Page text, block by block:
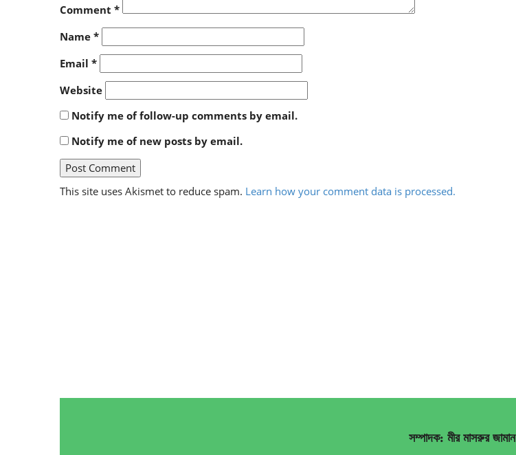
Comment *
Name *
Email *
Website
Notify me of follow-up comments by email.
Notify me of new posts by email.
This site uses Akismet to reduce spam. Learn how your comment data is processed.
সম্পাদক: মীর মাসরুর জামান